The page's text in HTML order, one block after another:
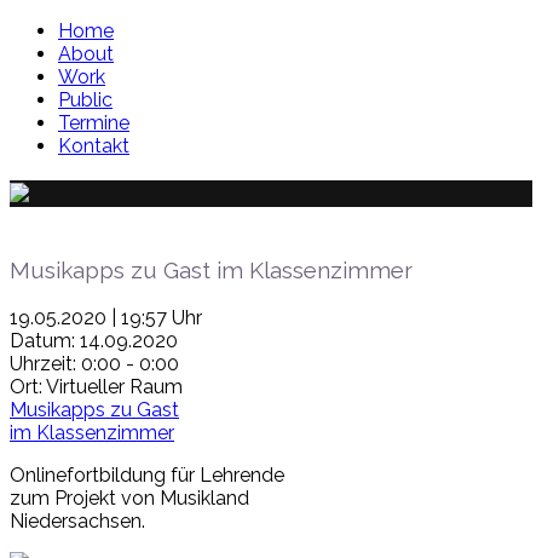
Home
About
Work
Public
Termine
Kontakt
Musikapps zu Gast im Klassenzimmer
19.05.2020 | 19:57 Uhr
Datum: 14.09.2020
Uhrzeit: 0:00 - 0:00
Ort: Virtueller Raum
Musikapps zu Gast
im Klassenzimmer
Onlinefortbildung für Lehrende
zum Projekt von Musikland
Niedersachsen.